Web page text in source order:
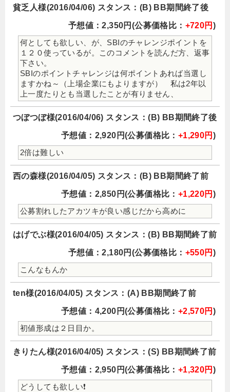
貧乏人様(2016/04/06) スタンス：(B) BB期間終了後
予想値：2,350円(公募価格比： +720円 )
何としても欲しい、が、SBIのチャレンジポイントを
１２０使っているが。このコメントを読んだ方、返事
下さい。
SBIのポイントチャレンジは何ポイントあれば当選し
ますかね～（上場企業にもよりますが） 私は2年以
上一度たりとも当選したことが有りません、
つぼつぼ様(2016/04/06) スタンス：(B) BB期間終了後
予想値：2,920円(公募価格比： +1,290円 )
2倍は難しい
西の森様(2016/04/05) スタンス：(B) BB期間終了前
予想値：2,850円(公募価格比： +1,220円 )
公募割れしたアカツキが良い感じだから高めに
はげでぶ様(2016/04/05) スタンス：(B) BB期間終了前
予想値：2,180円(公募価格比： +550円 )
こんなもんか
ten様(2016/04/05) スタンス：(A) BB期間終了前
予想値：4,200円(公募価格比： +2,570円 )
初値形成は２日目か。
きりたん様(2016/04/05) スタンス：(S) BB期間終了前
予想値：2,950円(公募価格比： +1,320円 )
どうしても欲しい❗